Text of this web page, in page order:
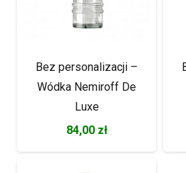
Bez personalizacji –
Wódka Nemiroff De
Luxe
84,00 zł